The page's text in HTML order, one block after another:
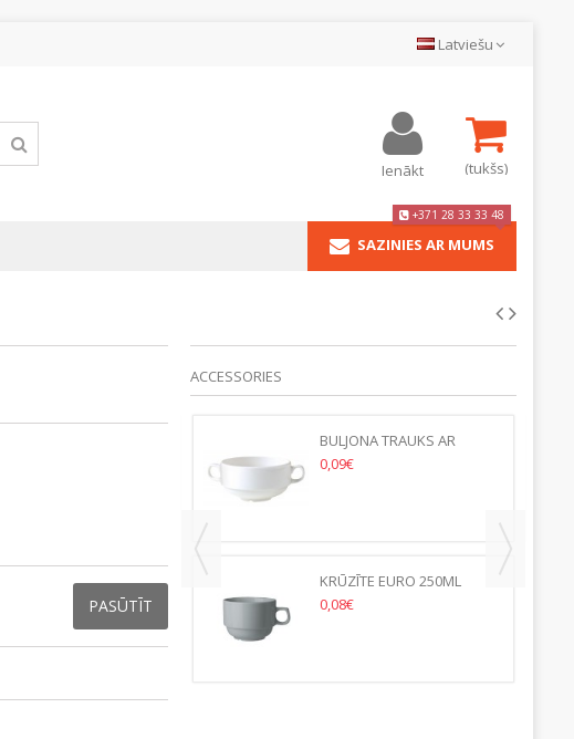
Latviešu
(tukšs)
Ienākt
SAZINIES AR MUMS
+371 28 33 33 48
PASŪTĪT
ACCESSORIES
BULJONA TRAUKS AR
OSIŅĀM EURO 350ML
0,09€
KRŪZĪTE EURO 250ML
0,08€